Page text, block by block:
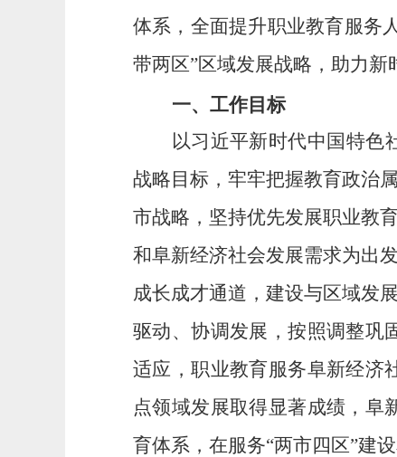
体系，全面提升职业教育服务
带两区”区域发展战略 ， 助力新
一、工作目标
以习近平新时代中国特色
战略目标， 牢牢把握教育政治
市战略 ， 坚持优先发展职业教
和阜新经济社会发展需求为出
成长成才通道， 建设与区域发
驱动、协调发展，按照调整巩
适应，职业教育服务阜新经济
点领域发展取得显著成绩，阜
育体系，在服务“两市四区”建